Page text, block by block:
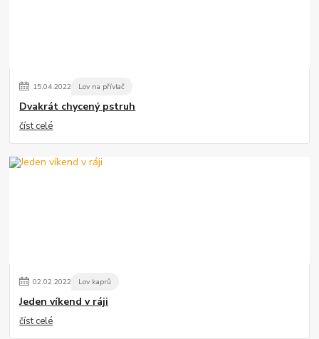
15.04.2022 Lov na přívlač
Dvakrát chycený pstruh
číst celé
02.02.2022 Lov kaprů
Jeden víkend v ráji
číst celé